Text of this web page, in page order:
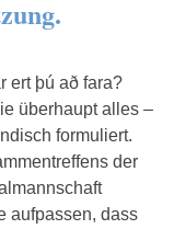
ert þú að fara?
überhaupt alles –
formuliert.
der
aufpassen, dass